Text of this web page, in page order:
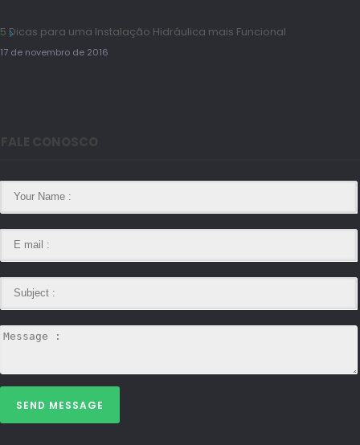
5 Dicas para uma Instalação Hidráulica mais Funcional
17 de novembro de 2016
SEND MESSAGE